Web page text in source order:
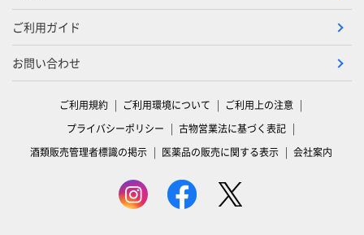
ご利用ガイド
お問い合わせ
ご利用規約 ご利用環境について
ご利用上の注意
プライバシーポリシー
古物営業法に基づく表記
酒類販売管理者標識の掲示
医薬品の販売に関する表示 会社案内